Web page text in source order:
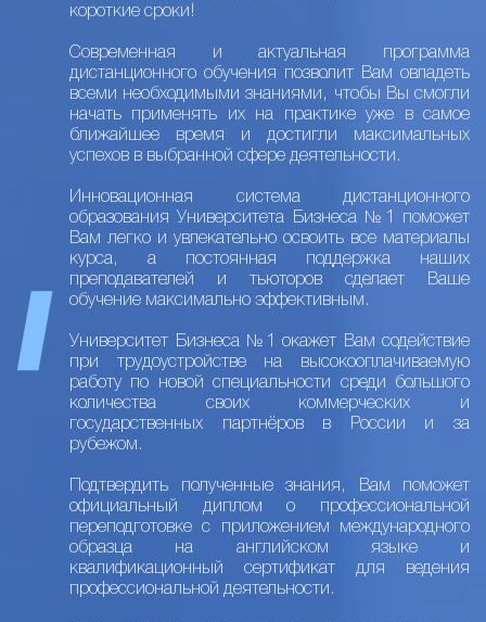
короткие сроки!
Современная и актуальная программа
дистанционного обучения позволит Вам овладеть
всеми необходимыми знаниями, чтобы Вы смогли
начать применять их на практике уже в самое
ближайшее время и достигли максимальных
успехов в выбранной сфере деятельности.
Инновационная система дистанционного
образования Университета Бизнеса №1 поможет
Вам легко и увлекательно освоить все материалы
курса, а постоянная поддержка наших
преподавателей и тьюторов сделает Ваше
обучение максимально эффективным.
Университет Бизнеса №1 окажет Вам содействие
при трудоустройстве на высокооплачиваемую
работу по новой специальности среди большого
количества своих коммерческих и
государственных партнёров в России и за
рубежом.
Подтвердить полученные знания, Вам поможет
официальный диплом о профессиональной
переподготовке с приложением международного
образца на английском языке и
квалификационный сертификат для ведения
профессиональной деятельности.